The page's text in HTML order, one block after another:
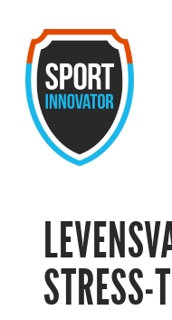
naar
de
inhoud
STRESS-